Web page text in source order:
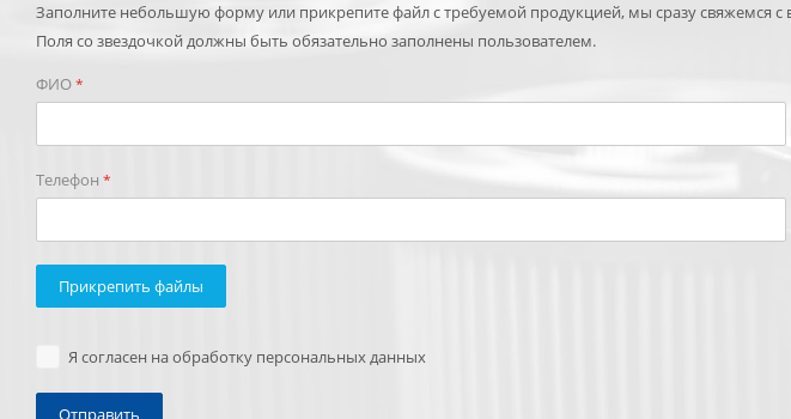
Заполните небольшую форму или прикрепите файл с требуемой продукцией, мы сразу свяжемся
Поля со звездочкой должны быть обязательно заполнены пользователем.
ФИО*
Телефон *
Прикрепить файлы
Я согласен на обработку персональных данных